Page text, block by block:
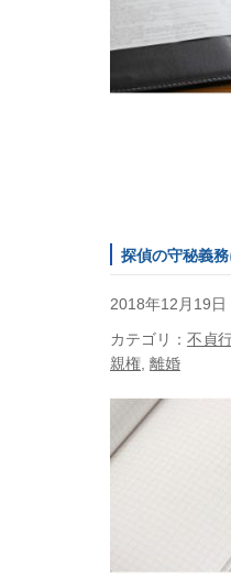
探偵の守秘義
2018年12月19日
カテゴリ： 不貞
親権 離婚